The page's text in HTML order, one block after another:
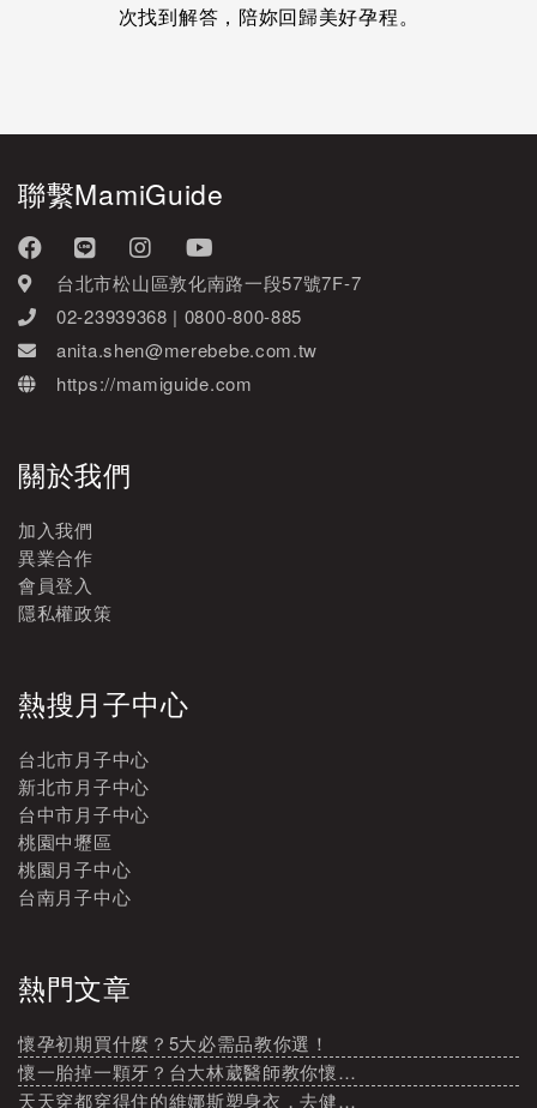
次找到解答，陪妳回歸美好孕程。
聯繫MamiGuide
台北市松山區敦化南路一段57號7F-7
02-23939368 | 0800-800-885
anita.shen@merebebe.com.tw
https://mamiguide.com
關於我們
加入我們
異業合作
會員登入
隱私權政策
熱搜月子中心
台北市月子中心
新北市月子中心
台中市月子中心
桃園中壢區
桃園月子中心
台南月子中心
熱門文章
懷孕初期買什麼？5大必需品教你選！
懷一胎掉一顆牙？台大林葳醫師教你懷…
天天穿都穿得住的維娜斯塑身衣，去健…